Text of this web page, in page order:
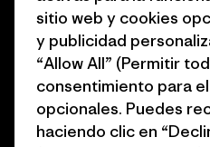
1% for the Planet
Cómo financiamos
Tarjetas regalo
sitio web y cookies
y publicidad
“Allow All” (Permitir
consentimiento para
opcionales. Puedes
haciendo clic en